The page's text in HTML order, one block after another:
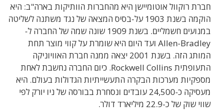
רוקוול אוטומיישן היא מהחברות הוותיקות בארה"ב: היא
הוקמה בשנת 1903 על-בסיס המצאה של נגד משתנה לשליטה
במנועים חשמליים. בשנת 1909 שונה שמה של החברה ל-
Allen-Bradley ועד היום היא שומרת על קווי מוצר תחת
המותג הזה. בשנת 2001 יצאה ממנה חברת האוויוניקה
התעופתית Rockwell Collins. כיום החברה נחשבת לאחת
מערכות הבקרה התעשייתיות הגדולות בעולם. היא
מעסיקה כ-24,500 עובדים ונסחרת בבורסה של ניו יורק לפי
של כ-22.9 מיליארד דולר.